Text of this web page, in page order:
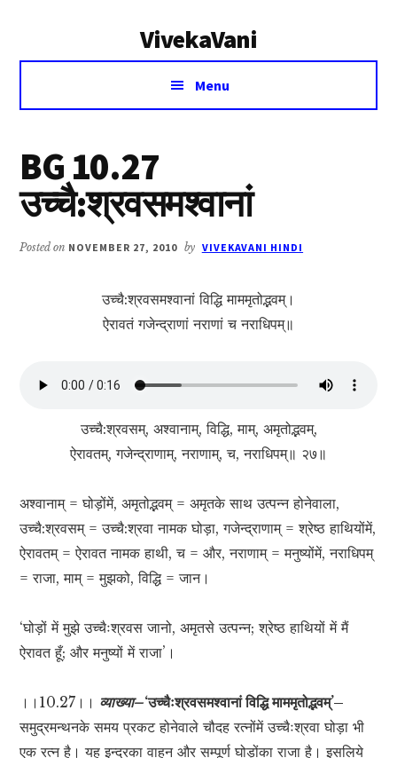
VivekaVani
Voice
Vivekananda
Menu
BG 10.27
उच्चै:श्रवसमश्वानां
Posted on NOVEMBER 27, 2010 by VIVEKAVANI HINDI
उच्चै:श्रवसमश्वानां विद्धि माममृतोद्भवम्।
ऐरावतं गजेन्द्राणां नराणां च नराधिपम्॥
उच्चै:श्रवसम्, अश्वानाम्, विद्धि, माम्, अमृतोद्भवम्,
ऐरावतम्, गजेन्द्राणाम्, नराणाम्, च, नराधिपम्॥ २७॥
अश्वानाम् = घोड़ोंमें, अमृतोद्भवम् = अमृतके साथ उत्पन्न होनेवाला,
उच्चै:श्रवसम् = उच्चै:श्रवा नामक घोड़ा, गजेन्द्राणाम् = श्रेष्ठ हाथियोंमें,
ऐरावतम् = ऐरावत नामक हाथी, च = और, नराणाम् = मनुष्योंमें, नराधिपम्
= राजा, माम् = मुझको, विद्धि = जान।
‘घोड़ों में मुझे उच्चैःश्रवस जानो, अमृतसे उत्पन्न; श्रेष्ठ हाथियों में मैं
ऐरावत हूँ; और मनुष्यों में राजा’।
।।10.27।। व्याख्या–‘उच्चैःश्रवसमश्वानां विद्धि माममृतोद्भवम्’–
समुद्रमन्थनके समय प्रकट होनेवाले चौदह रत्नोंमें उच्चैःश्रवा घोड़ा भी
एक रत्न है। यह इन्द्रका वाहन और सम्पूर्ण घोड़ोंका राजा है। इसलिये